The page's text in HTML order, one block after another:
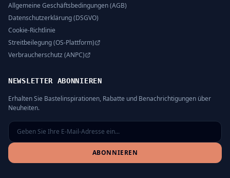
Allgemeine Geschäftsbedingungen (AGB)
Datenschutzerklärung (DSGVO)
Cookie-Richtlinie
Streitbeilegung (OS-Plattform)
Verbraucherschutz (ANPC)
NEWSLETTER ABONNIEREN
Erhalten Sie Bastelinspirationen, Rabatte und Benachrichtigungen über
Neuheiten.
ABONNIEREN